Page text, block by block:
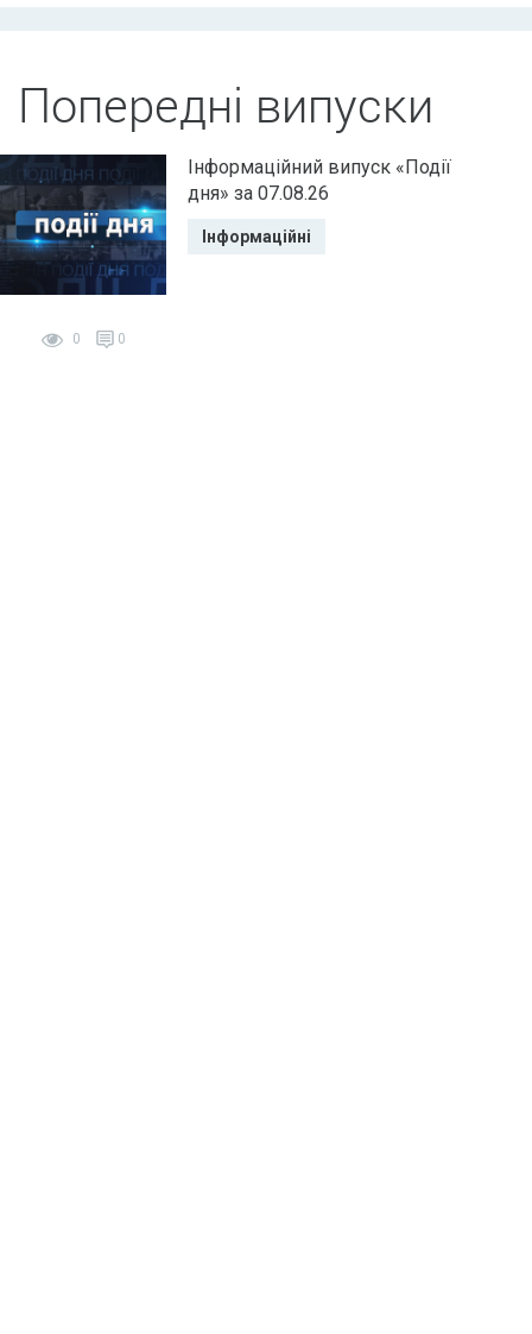
Попередні випуски
0 0
Інформаційний випуск «Події
дня» за 07.08.26
Інформаційні